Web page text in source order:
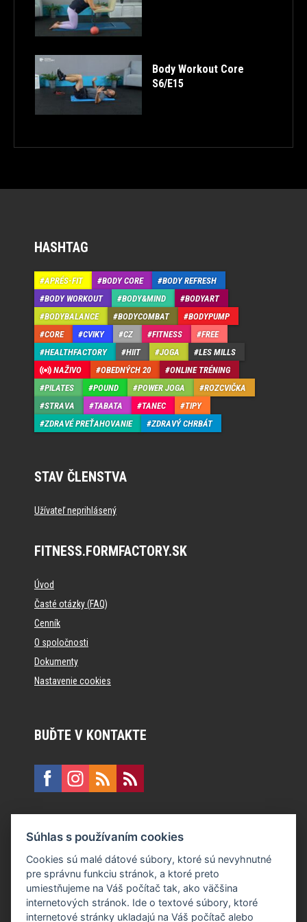
Body Workout Core
S6/E15
HASHTAG
APRÉS-FIT BODY CORE
BODY REFRESH
BODY WORKOUT
BODY&MIND
BODYART
BODYBALANCE
BODYCOMBAT
BODYPUMP
CORE
CVIKY CZ FITNESS
FREE
HEALTHFACTORY
HIIT JOGA
LES MILLS
NAŽIVO
OBEDNÝCH 20
ONLINE TRÉNING
PILATES
POUND POWER JOGA
ROZCVIČKA
STRAVA
TABATA TANEC
TIPY
ZDRAVÉ PREŤAHOVANIE
ZDRAVÝ CHRBÁT
STAV ČLENSTVA
Užívateľ neprihlásený
FITNESS.FORMFACTORY.SK
Úvod
Časté otázky (FAQ)
Cenník
O spoločnosti
Dokumenty
Nastavenie cookies
BUĎTE V KONTAKTE
E:recepcia@formfactory.sk
Form Factory Slovakia s.r.o., Ružová dolina 480/6, 821 08
Bratislava
Súhlas s používaním cookies
Cookies sú malé dátové súbory, ktoré sú nevyhnutné
pre správnu funkciu stránok, a ktoré preto
umiestňujeme na Váš počítač tak, ako väčšina
internetových stránok. Ide o textové súbory, ktoré
internetové stránky ukladajú na Váš počítač alebo